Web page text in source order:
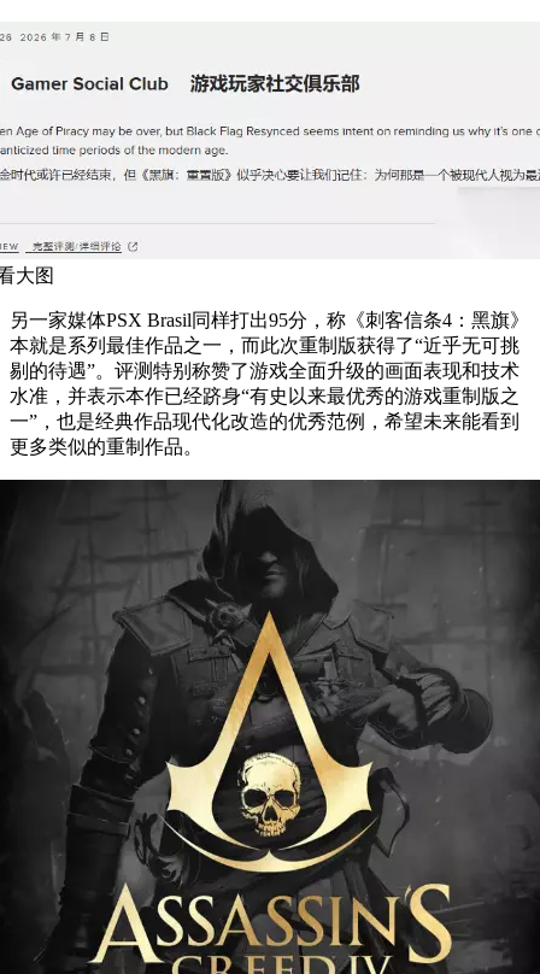
大图
另一家媒体PSX Brasil同样打出95分，称《刺客信条4：黑旗》
本就是系列最佳作品之一，而此次重制版获得了“近乎无可挑
剔的待遇”。评测特别称赞了游戏全面升级的画面表现和技术
水准，并表示本作已经跻身“有史以来最优秀的游戏重制版之
一”，也是经典作品现代化改造的优秀范例，希望未来能看到
更多类似的重制作品。